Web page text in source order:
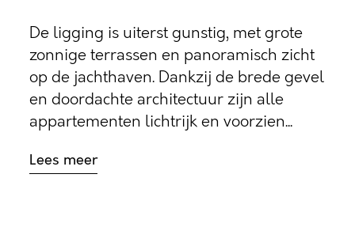
De ligging is uiterst gunstig, met grote
zonnige terrassen en panoramisch zicht
op de jachthaven. Dankzij de brede gevel
en doordachte architectuur zijn alle
appartementen lichtrijk en voorzien...
Lees meer